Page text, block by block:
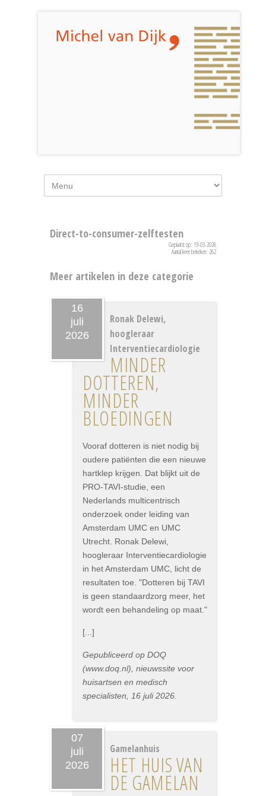
Direct-to-consumer-zelftesten
Geplaatst op: 19-03-2026
Aantal keer bekeken: 262
Meer artikelen in deze categorie
16
juli
2026
Ronak Delewi,
hoogleraar
Interventiecardiologie
MINDER
DOTTEREN,
MINDER
BLOEDINGEN
Vooraf dotteren is niet nodig bij
oudere patiënten die een nieuwe
hartklep krijgen. Dat blijkt uit de
PRO-TAVI-studie, een
Nederlands multicentrisch
onderzoek onder leiding van
Amsterdam UMC en UMC
Utrecht. Ronak Delewi,
hoogleraar Interventiecardiologie
in het Amsterdam UMC, licht de
resultaten toe. "Dotteren bij TAVI
is geen standaardzorg meer, het
wordt een behandeling op maat."
[...]
Gepubliceerd op DOQ
(www.doq.nl), nieuwssite voor
huisartsen en medisch
specialisten, 16 juli 2026.
07
juli
2026
Gamelanhuis
HET HUIS VAN
DE GAMELAN